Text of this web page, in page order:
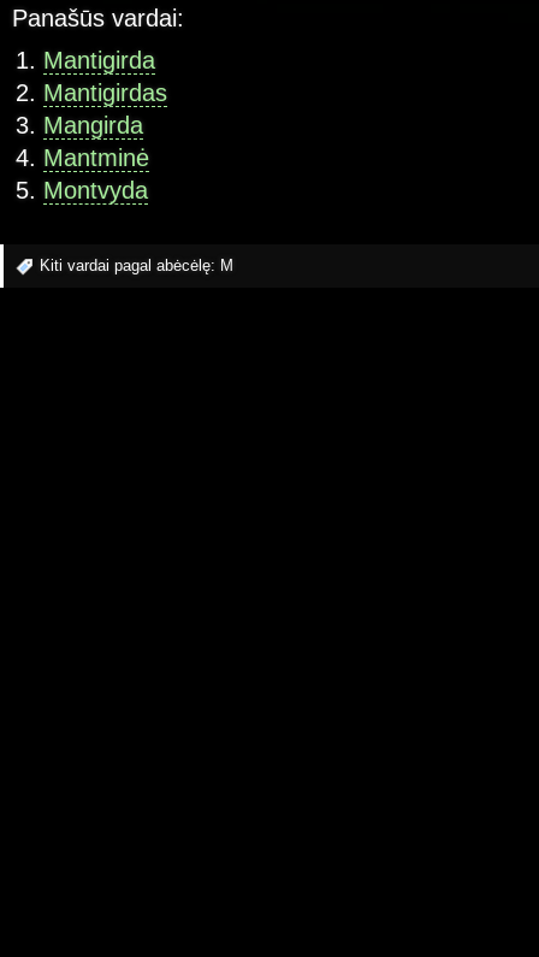
Panašūs vardai:
Mantigirda
Mantigirdas
Mangirda
Mantminė
Montvyda
Kiti vardai pagal abėcėlę: M